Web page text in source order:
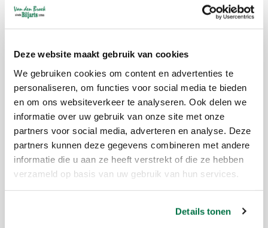
Deze website maakt gebruik van cookies
We gebruiken cookies om content en advertenties te
personaliseren, om functies voor social media te bieden
en om ons websiteverkeer te analyseren. Ook delen we
informatie over uw gebruik van onze site met onze
partners voor social media, adverteren en analyse. Deze
partners kunnen deze gegevens combineren met andere
informatie die u aan ze heeft verstrekt of die ze hebben
verzameld op basis van uw gebruik van hun services.
Details tonen
Brand:PHILOS
Article code:
Delivery time:1-5 workdays
Philos Pochen is a fun game that you can play with a group. It is a
combination of poker and rummy. Make good card combinations and
play smart to win the most chips. Game board 29cm Hevea wood
Plastic chips 10mm 2 to 8 players From 10 years
Reviews